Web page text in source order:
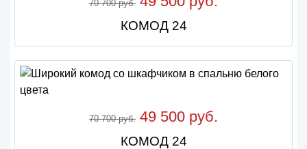
70 700 руб.
КОМОД 24
70 700 руб. 49 500 руб.
КОМОД 24